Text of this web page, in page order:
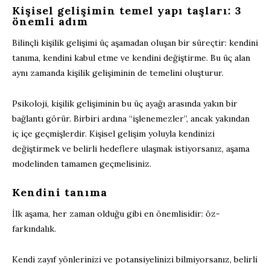
Kişisel gelişimin temel yapı taşları: 3
önemli adım
Bilinçli kişilik gelişimi üç aşamadan oluşan bir süreçtir: kendini
tanıma, kendini kabul etme ve kendini değiştirme. Bu üç alan
aynı zamanda kişilik gelişiminin de temelini oluşturur.
Psikoloji, kişilik gelişiminin bu üç ayağı arasında yakın bir
bağlantı görür. Birbiri ardına “işlenemezler”, ancak yakından
iç içe geçmişlerdir. Kişisel gelişim yoluyla kendinizi
değiştirmek ve belirli hedeflere ulaşmak istiyorsanız, aşama
modelinden tamamen geçmelisiniz.
Kendini tanıma
İlk aşama, her zaman olduğu gibi en önemlisidir: öz-
farkındalık.
Kendi zayıf yönlerinizi ve potansiyelinizi bilmiyorsanız, belirli